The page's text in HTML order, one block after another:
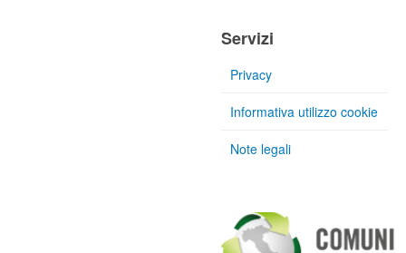
Servizi
Privacy
Informativa utilizzo cookie
Note legali